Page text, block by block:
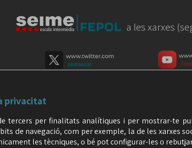
a les xarxes
privacitat
tercers per finalitats analítiques i per mostrar-te
de navegació, com per exemple, la de les xarxes
les tècniques, o bé pot configurar-les o